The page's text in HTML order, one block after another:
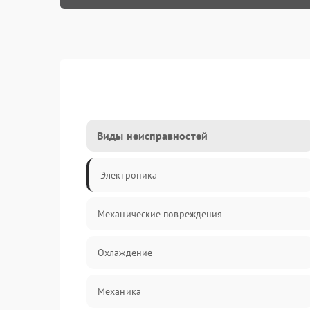
Виды неисправностей
Электроника
Механические повреждения
Охлаждение
Механика